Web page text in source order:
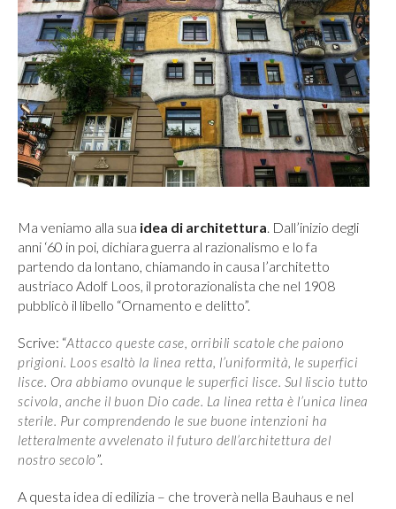
Ma veniamo alla sua idea di architettura. Dall’inizio degli
anni ‘60 in poi, dichiara guerra al razionalismo e lo fa
partendo da lontano, chiamando in causa l’architetto
austriaco Adolf Loos, il protorazionalista che nel 1908
pubblicò il libello “Ornamento e delitto”.
Scrive: “Attacco queste case, orribili scatole che paiono
prigioni. Loos esaltò la linea retta, l’uniformità, le superfici
lisce. Ora abbiamo ovunque le superfici lisce. Sul liscio tutto
scivola, anche il buon Dio cade. La linea retta è l’unica linea
sterile. Pur comprendendo le sue buone intenzioni ha
letteralmente avvelenato il futuro dell’architettura del
nostro secolo”.
A questa idea di edilizia – che troverà nella Bauhaus e nel